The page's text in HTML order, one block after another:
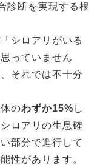
診断を実現する根
シロアリがいる
っていません
それでは不十分
のわずか15% し
ロアリの生息確
部分で進行して
性があります。